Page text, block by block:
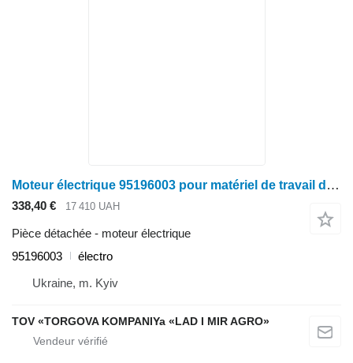
Moteur électrique 95196003 pour matériel de travail du sol Horsch
338,40 € 17 410 UAH
Pièce détachée - moteur électrique
95196003
électro
Ukraine, m. Kyiv
TOV «TORGOVA KOMPANIYa «LAD I MIR AGRO»